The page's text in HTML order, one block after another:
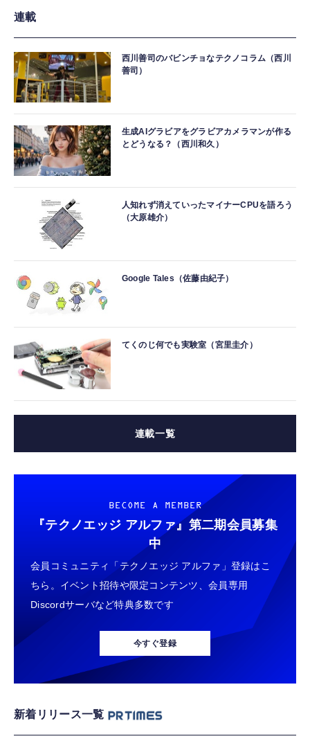
連載
西川善司のバビンチョなテクノコラム（西川
善司）
生成AIグラビアをグラビアカメラマンが作る
とどうなる？（西川和久）
人知れず消えていったマイナーCPUを語ろう
（大原雄介）
Google Tales（佐藤由紀子）
てくのじ何でも実験室（宮里圭介）
連載一覧
BECOME A MEMBER
『テクノエッジ アルファ』 第二期会員募集
中
会員コミュニティ「テクノエッジ アルファ」登録はこ
ちら。イベント招待や限定コンテンツ、会員専用
Discordサーバなど特典多数です
今すぐ登録
新着リリース一覧